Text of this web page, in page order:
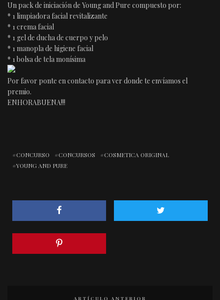
Un pack de iniciación de Young and Pure compuesto por:
* 1 limpiadora facial revitalizante
* 1 crema facial
* 1 gel de ducha de cuerpo y pelo
* 1 manopla de higiene facial
* 1 bolsa de tela monísima
Por favor ponte en contacto para ver donde te envíamos el
premio.
ENHORABUENA!!!
CONCURSO CONCURSOS
COSMETICA ORIGINAL
YOUNG AND PURE